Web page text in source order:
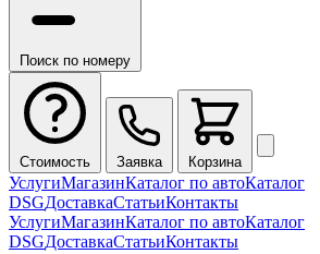
Поиск по номеру
Стоимость Заявка Корзина
УслугиМагазинКаталог по автоКаталог
DSGДоставкаСтатьиКонтакты
УслугиМагазинКаталог по автоКаталог
DSGДоставкаСтатьиКонтакты